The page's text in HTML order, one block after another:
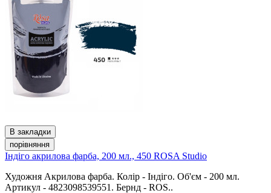
В закладки
порівняння
Індіго акрилова фарба, 200 мл., 450 ROSA Studio
Художня Акрилова фарба. Колір - Індіго. Об'єм - 200 мл.
Артикул - 4823098539551. Бернд - ROS..